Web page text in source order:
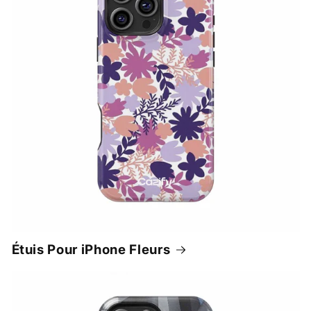
Étuis Pour iPhone Fleurs